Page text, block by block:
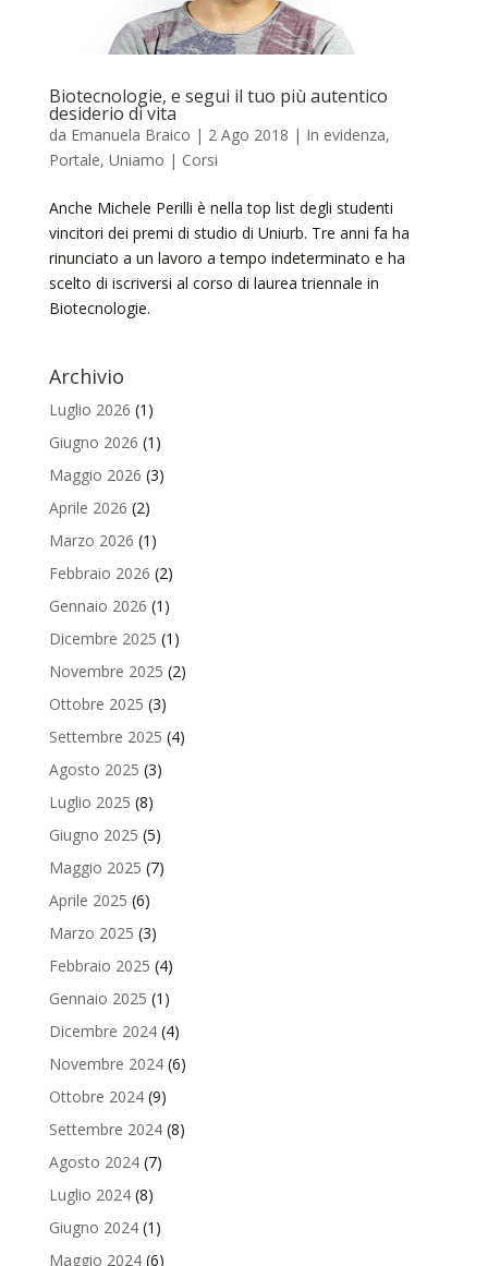
Biotecnologie, e segui il tuo più autentico
desiderio di vita
da Emanuela Braico | 2 Ago 2018 | In evidenza,
Portale, Uniamo | Corsi
Anche Michele Perilli è nella top list degli studenti
vincitori dei premi di studio di Uniurb. Tre anni fa ha
rinunciato a un lavoro a tempo indeterminato e ha
scelto di iscriversi al corso di laurea triennale in
Biotecnologie.
Archivio
Luglio 2026 (1)
Giugno 2026 (1)
Maggio 2026 (3)
Aprile 2026 (2)
Marzo 2026 (1)
Febbraio 2026 (2)
Gennaio 2026 (1)
Dicembre 2025 (1)
Novembre 2025 (2)
Ottobre 2025 (3)
Settembre 2025 (4)
Agosto 2025 (3)
Luglio 2025 (8)
Giugno 2025 (5)
Maggio 2025 (7)
Aprile 2025 (6)
Marzo 2025 (3)
Febbraio 2025 (4)
Gennaio 2025 (1)
Dicembre 2024(4)
Novembre 2024(6)
Ottobre 2024(9)
Settembre 2024(8)
Agosto 2024(7)
Luglio 2024(8)
Giugno 2024(1)
Maggio 2024(6)